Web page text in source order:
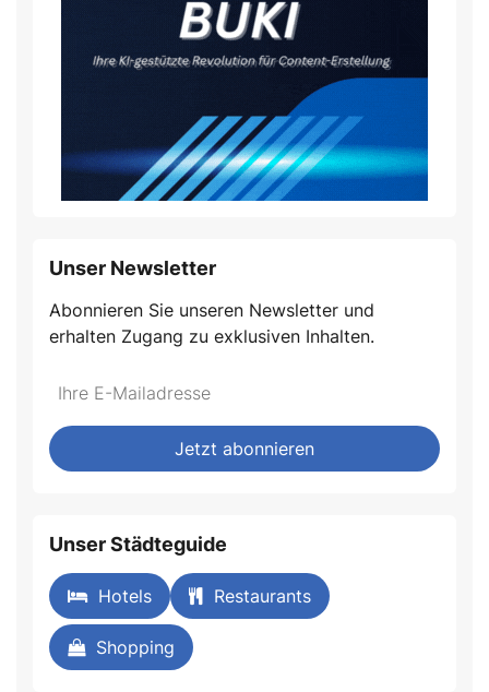
Unser Newsletter
Abonnieren Sie unseren Newsletter und
erhalten Zugang zu exklusiven Inhalten.
Jetzt abonnieren
Unser Städteguide
Hotels Restaurants
Shopping